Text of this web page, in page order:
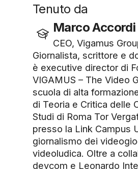
Tenuto da
Marco
CEO, Vigamus
Giornalista, scrittore e
è executive director di
VIGAMUS – The Video
scuola di alta
di Teoria e Critica delle
Studi di Roma Tor
presso la Link Campus
giornalismo dei
videoludica. Oltre a
devcom e Leonardo